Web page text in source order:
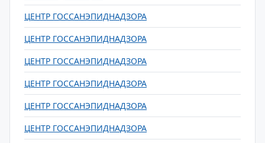
ЦЕНТР ГОССАНЭПИДНАДЗОРА
ЦЕНТР ГОССАНЭПИДНАДЗОРА
ЦЕНТР ГОССАНЭПИДНАДЗОРА
ЦЕНТР ГОССАНЭПИДНАДЗОРА
ЦЕНТР ГОССАНЭПИДНАДЗОРА
ЦЕНТР ГОССАНЭПИДНАДЗОРА